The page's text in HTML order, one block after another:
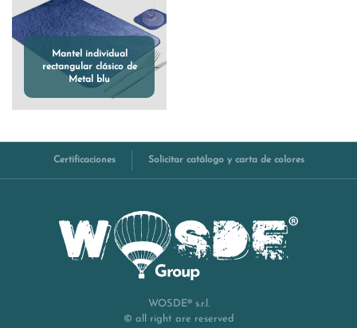
Mantel individual
rectangular clásico de
Metal blu
Certificaciones Solicitar catálogo y carta de colores
WOSDE® s.r.l.
© all right are reserved